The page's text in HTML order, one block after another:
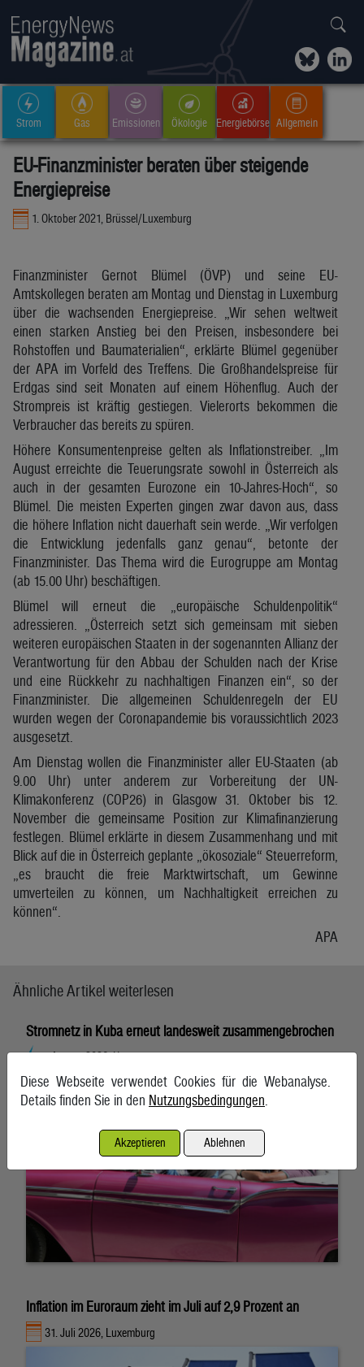
Strom Gas Emissionen Ökologie Energiebörse Allgemein
EU-Finanzminister beraten über steigende
Energiepreise
1. Oktober 2021, Brüssel/Luxemburg
Finanzminister Gernot Blümel (ÖVP) und seine EU-
Amtskollegen beraten am Montag und Dienstag in Luxemburg
über die wachsenden Energiepreise. „Wir sehen weltweit
einen starken Anstieg bei den Preisen, insbesondere bei
Rohstoffen und Baumaterialien“, erklärte Blümel gegenüber
der APA im Vorfeld des Treffens. Die Großhandelspreise für
Erdgas sind seit Monaten auf einem Höhenflug. Auch der
Strompreis ist kräftig gestiegen. Vielerorts bekommen die
Verbraucher das bereits zu spüren.
Höhere Konsumentenpreise gelten als Inflationstreiber. „Im
August erreichte die Teuerungsrate sowohl in Österreich als
auch in der gesamten Eurozone ein 10-Jahres-Hoch“, so
Blümel. Die meisten Experten gingen zwar davon aus, dass
die höhere Inflation nicht dauerhaft sein werde. „Wir verfolgen
die Entwicklung jedenfalls ganz genau“, betonte der
Finanzminister. Das Thema wird die Eurogruppe am Montag
(ab 15.00 Uhr) beschäftigen.
Blümel will erneut die „europäische Schuldenpolitik“
adressieren. „Österreich setzt sich gemeinsam mit sieben
weiteren europäischen Staaten in der sogenannten Allianz der
Verantwortung für den Abbau der Schulden nach der Krise
und eine Rückkehr zu nachhaltigen Finanzen ein“, so der
Finanzminister. Die allgemeinen Schuldenregeln der EU
wurden wegen der Coronapandemie bis voraussichtlich 2023
ausgesetzt.
Am Dienstag wollen die Finanzminister aller EU-Staaten (ab
9.00 Uhr) unter anderem zur Vorbereitung der UN-
Klimakonferenz (COP26) in Glasgow 31. Oktober bis 12.
November die gemeinsame Position zur Klimafinanzierung
festlegen. Blümel erklärte in diesem Zusammenhang und mit
Blick auf die in Österreich geplante „ökosoziale“ Steuerreform,
„es braucht die freie Marktwirtschaft, um Gewinne
umverteilen zu können, um Nachhaltigkeit erreichen zu
können“.
APA
Ähnliche Artikel weiterlesen
Stromnetz in Kuba erneut landesweit zusammengebrochen
4. August 2026, Havanna
Inflation im Euroraum zieht im Juli auf 2,9 Prozent an
31. Juli 2026, Luxemburg
Diese Webseite verwendet Cookies für die Webanalyse.
Details finden Sie in den Nutzungsbedingungen.
Akzeptieren Ablehnen